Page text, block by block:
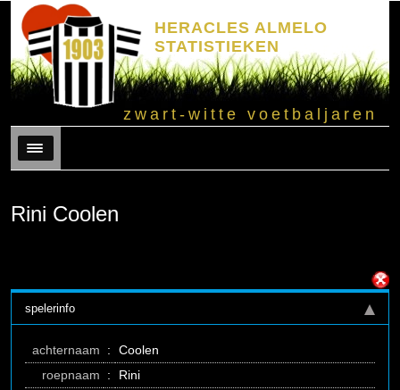
HERACLES ALMELO
STATISTIEKEN
zwart-witte voetbaljaren
Menu
Rini Coolen
spelerinfo
achternaam :
Coolen
roepnaam
:
Rini